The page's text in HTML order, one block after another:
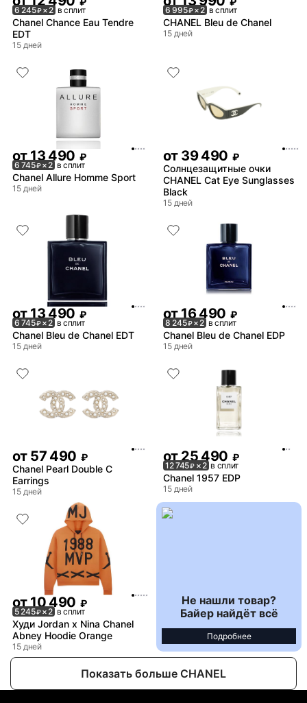
6 245₽× 2 в сплит
Chanel Chance Eau Tendre
EDT
15 дней
6 995₽× 2 в сплит
CHANEL Bleu de Chanel
15 дней
от13 490 ₽
6 745₽× 2 в сплит
Chanel Allure Homme Sport
15 дней
от 39 490 ₽
Солнцезащитные очки
CHANEL Cat Eye Sunglasses
Black
15 дней
от 13 490 ₽
6 745₽× 2 в сплит
Chanel Bleu de Chanel EDT
15 дней
от 16 490 ₽
8 245₽× 2 в сплит
Chanel Bleu de Chanel EDP
15 дней
от 57 490 ₽
Chanel Pearl Double C
Earrings
15 дней
от25 490 ₽
12 745₽ × 2 в сплит
Chanel 1957 EDP
15 дней
от10 490 ₽
5 245₽× 2 в сплит
Худи Jordan x Nina Chanel
Abney Hoodie Orange
15 дней
Не нашли товар?
Байер найдёт всё
Подробнее
Показать больше CHANEL